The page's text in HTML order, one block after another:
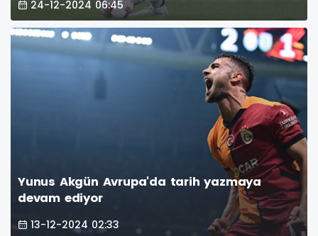
24-12-2024 06:45
Yunus Akgün Avrupa'da tarih yazmaya
devam ediyor
13-12-2024 02:33